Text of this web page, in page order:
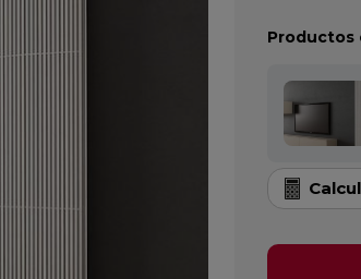
Productos